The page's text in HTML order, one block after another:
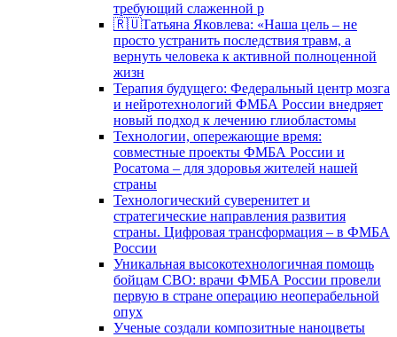
требующий слаженной р
🇷🇺Татьяна Яковлева: «Наша цель – не
просто устранить последствия травм, а
вернуть человека к активной полноценной
жизн
Терапия будущего: Федеральный центр мозга
и нейротехнологий ФМБА России внедряет
новый подход к лечению глиобластомы
Технологии, опережающие время:
совместные проекты ФМБА России и
Росатома – для здоровья жителей нашей
страны
Технологический суверенитет и
стратегические направления развития
страны. Цифровая трансформация – в ФМБА
России
Уникальная высокотехнологичная помощь
бойцам СВО: врачи ФМБА России провели
первую в стране операцию неоперабельной
опух
Ученые создали композитные наноцветы